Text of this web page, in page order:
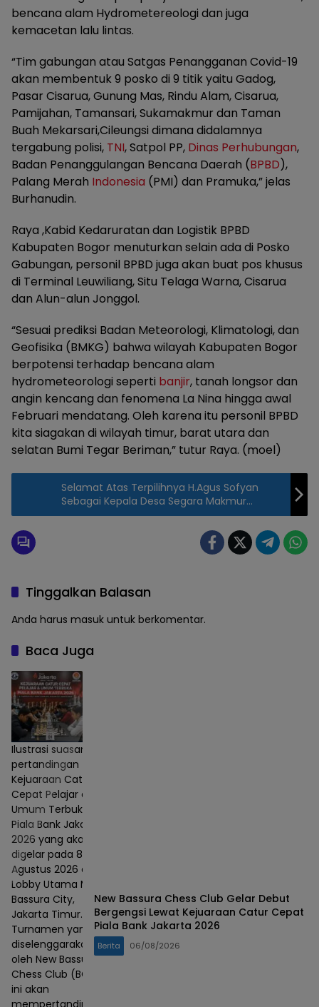
bencana alam Hydrometereologi dan juga
kemacetan lalu lintas.
“Tim gabungan atau Satgas Penangganan Covid-19
akan membentuk 9 posko di 9 titik yaitu Gadog,
Pasar Cisarua, Gunung Mas, Rindu Alam, Cisarua,
Pamijahan, Tamansari, Sukamakmur dan Taman
Buah Mekarsari,Cileungsi dimana didalamnya
tergabung polisi, TNI, Satpol PP, Dinas Perhubungan,
Badan Penanggulangan Bencana Daerah (BPBD),
Palang Merah Indonesia (PMI) dan Pramuka,” jelas
Burhanudin.
Raya ,Kabid Kedaruratan dan Logistik BPBD
Kabupaten Bogor menuturkan selain ada di Posko
Gabungan, personil BPBD juga akan buat pos khusus
di Terminal Leuwiliang, Situ Telaga Warna, Cisarua
dan Alun-alun Jonggol.
“Sesuai prediksi Badan Meteorologi, Klimatologi, dan
Geofisika (BMKG) bahwa wilayah Kabupaten Bogor
berpotensi terhadap bencana alam
hydrometeorologi seperti banjir, tanah longsor dan
angin kencang dan fenomena La Nina hingga awal
Februari mendatang. Oleh karena itu personil BPBD
kita siagakan di wilayah timur, barat utara dan
selatan Bumi Tegar Beriman,” tutur Raya. (moel)
Selamat Atas Terpilihnya H.Agus Sofyan
Sebagai Kepala Desa Segara Makmur
Kecamatan Tarumajaya Bekasi
Tinggalkan Balasan
Anda harus masuk untuk berkomentar.
Baca Juga
Ilustrasi suasana
pertandingan
Kejuaraan Catur
Cepat Pelajar dan
Umum Terbuka
Piala Bank Jakarta
2026 yang akan
digelar pada 8–9
Agustus 2026 di
Lobby Utama Mall
Bassura City,
Jakarta Timur.
Turnamen yang
diselenggarakan
oleh New Bassura
Chess Club (BCC)
ini akan
mempertandingkan
New Bassura Chess Club Gelar Debut
Bergengsi Lewat Kejuaraan Catur Cepat
Piala Bank Jakarta 2026
Berita 06/08/2026